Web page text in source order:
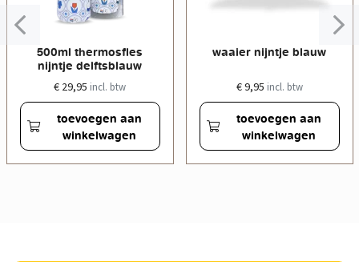
500ml thermosfles
nijntje delftsblauw
€ 29,95 incl. btw
toevoegen aan
winkelwagen
waaier nijntje blauw
€ 9,95 incl. btw
toevoegen aan
winkelwagen